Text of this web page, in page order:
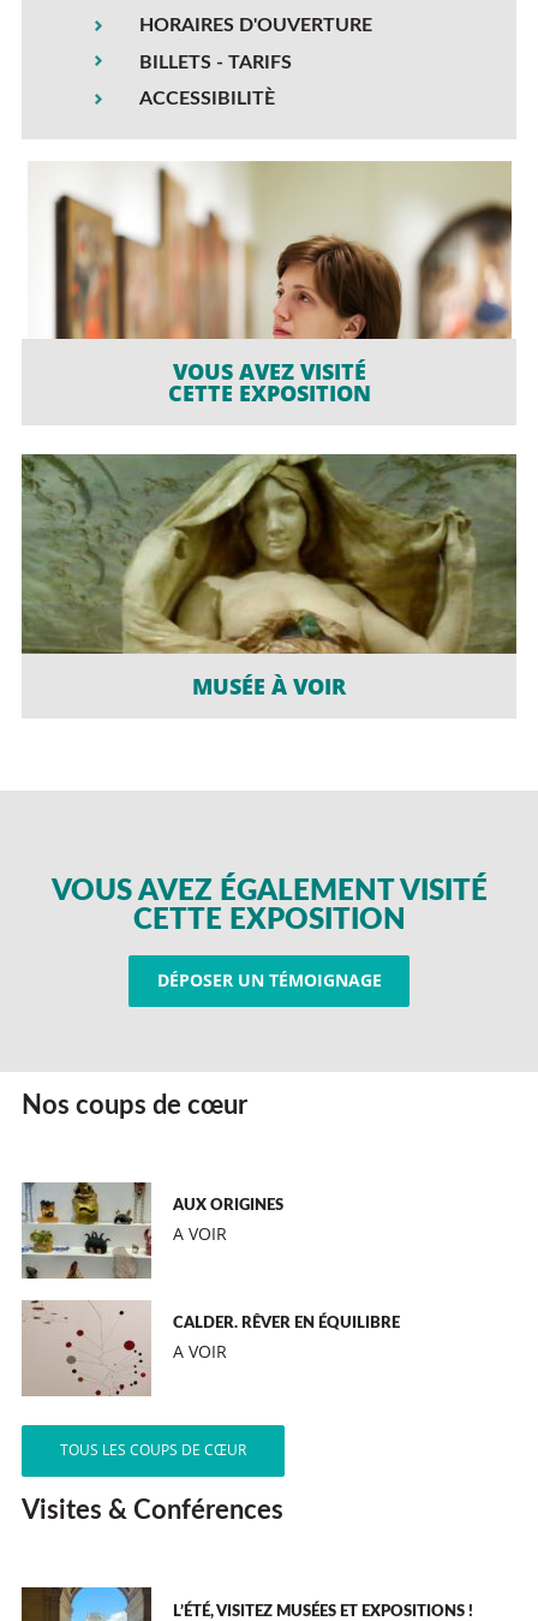
HORAIRES D'OUVERTURE
BILLETS - TARIFS
ACCESSIBILITÈ
VOUS AVEZ VISITÉ
CETTE EXPOSITION
MUSÉE À VOIR
VOUS AVEZ ÉGALEMENT VISITÉ
CETTE EXPOSITION
DÉPOSER UN TÉMOIGNAGE
Nos coups de cœur
AUX ORIGINES
A VOIR
CALDER. RÊVER EN ÉQUILIBRE
A VOIR
TOUS LES COUPS DE CŒUR
Visites & Conférences
L’ÉTÉ, VISITEZ MUSÉES ET EXPOSITIONS !